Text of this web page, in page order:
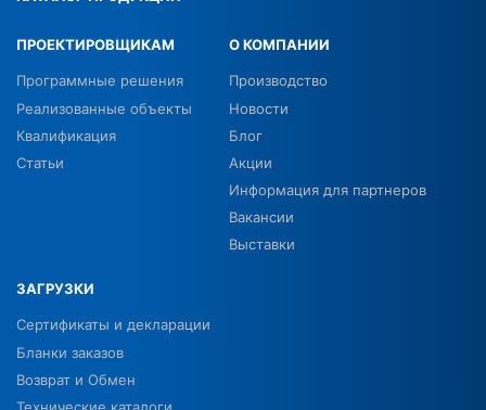
ПРОЕКТИРОВЩИКАМ
Программные решения
Реализованные объекты
Квалификация
Статьи
О КОМПАНИИ
Производство
Новости
Блог
Акции
Информация для партнеров
Вакансии
Выставки
ЗАГРУЗКИ
Сертификаты и декларации
Бланки заказов
Возврат и Обмен